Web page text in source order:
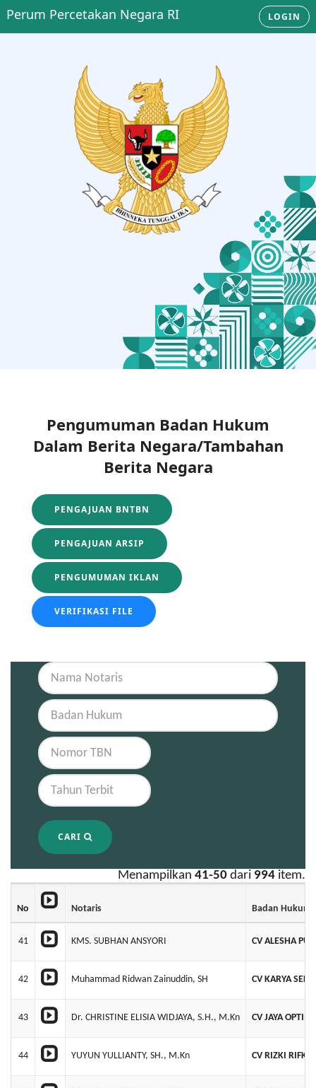
Perum Percetakan Negara RI LOGIN
Pengumuman Badan Hukum
Dalam Berita Negara/Tambahan
Berita Negara
PENGAJUAN BNTBN
PENGAJUAN ARSIP
PENGUMUMAN IKLAN
VERIFIKASI FILE
CARI
Menampilkan 41-50 dari 994 item.
No Notaris Badan Hukum
41 KMS. SUBHAN ANSYORI CV ALESHA
42 Muhammad Ridwan Zainuddin, SH CV KARYA
43 Dr. CHRISTINE ELISIA WIDJAYA, S.H., M.Kn CV JAYA
44 YUYUN YULLIANTY, SH., M.Kn CV RIZKI RIFKI